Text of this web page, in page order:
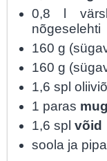
0,8 l
nõgeselehti
160 g
160 g
1,6 spl
1 paras
1,6 spl võid
soola ja